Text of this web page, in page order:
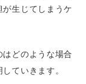
生じてしまうケ
どのような場合
ていきます。